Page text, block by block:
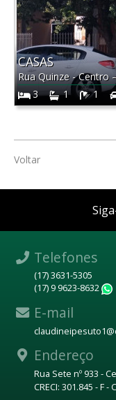
CASAS
Rua Quinze - Centro
3
1 1
Voltar
Telefones
(17) 3631-5305
(17) 9 9623-8632
E-mail
Endereço
Rua Sete nº 933 -
CRECI: 301.845 - F